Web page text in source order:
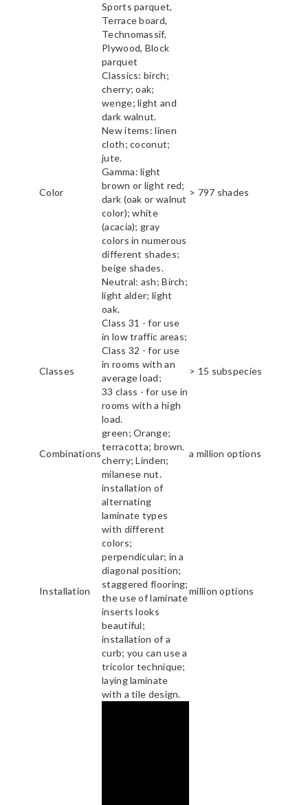
Sports parquet,
Terrace board,
Technomassif,
Plywood, Block
parquet
Color
Classics: birch;
cherry; oak;
wenge; light and
dark walnut.
New items: linen
cloth; coconut;
jute.
Gamma: light
brown or light red;
dark (oak or walnut
color); white
(acacia); gray
colors in numerous
different shades;
beige shades.
Neutral: ash; Birch;
light alder; light
oak.
> 797 shades
Classes
Class 31 - for use
in low traffic areas;
Class 32 - for use
in rooms with an
average load;
33 class - for use in
rooms with a high
load.
> 15 subspecies
Combinations
green; Orange;
terracotta; brown.
cherry; Linden;
milanese nut.
a million options
Installation
installation of
alternating
laminate types
with different
colors;
perpendicular; in a
diagonal position;
staggered flooring;
the use of laminate
inserts looks
beautiful;
installation of a
curb; you can use a
tricolor technique;
laying laminate
with a tile design.
million options